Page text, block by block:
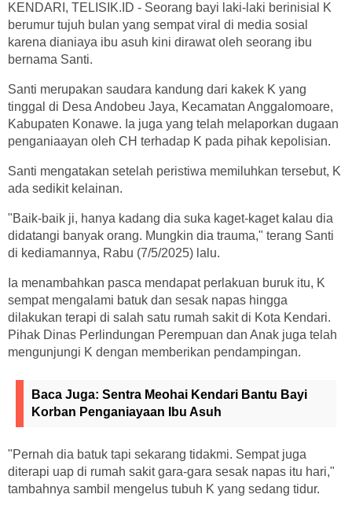
KENDARI, TELISIK.ID - Seorang bayi laki-laki berinisial K
berumur tujuh bulan yang sempat viral di media sosial
karena dianiaya ibu asuh kini dirawat oleh seorang ibu
bernama Santi.
Santi merupakan saudara kandung dari kakek K yang
tinggal di Desa Andobeu Jaya, Kecamatan Anggalomoare,
Kabupaten Konawe. Ia juga yang telah melaporkan dugaan
penganiaayan oleh CH terhadap K pada pihak kepolisian.
Santi mengatakan setelah peristiwa memiluhkan tersebut, K
ada sedikit kelainan.
"Baik-baik ji, hanya kadang dia suka kaget-kaget kalau dia
didatangi banyak orang. Mungkin dia trauma," terang Santi
di kediamannya, Rabu (7/5/2025) lalu.
Ia menambahkan pasca mendapat perlakuan buruk itu, K
sempat mengalami batuk dan sesak napas hingga
dilakukan terapi di salah satu rumah sakit di Kota Kendari.
Pihak Dinas Perlindungan Perempuan dan Anak juga telah
mengunjungi K dengan memberikan pendampingan.
Baca Juga: Sentra Meohai Kendari Bantu Bayi
Korban Penganiayaan Ibu Asuh
"Pernah dia batuk tapi sekarang tidakmi. Sempat juga
diterapi uap di rumah sakit gara-gara sesak napas itu hari,"
tambahnya sambil mengelus tubuh K yang sedang tidur.